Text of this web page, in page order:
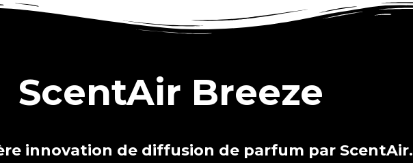
ScentAir Breeze
innovation de diffusion de parfum par ScentAir.